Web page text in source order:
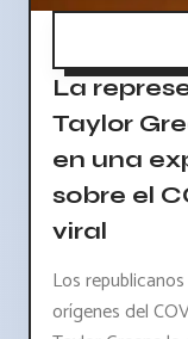
La
Taylor
en una
sobre el
viral
Los
orígenes del